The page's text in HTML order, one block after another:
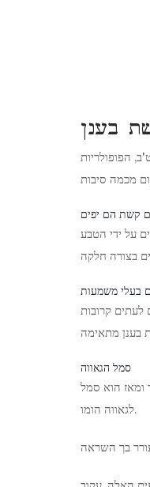
הפופולריות
על ידי הטבע
קרובות
סמל הגאווה
ומאז הוא סמל
לגאווה הומו.